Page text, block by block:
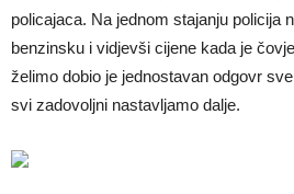
policajaca. Na jednom stajanju policija
benzinsku i vidjevši cijene kada je
želimo dobio je jednostavan odgovr
svi zadovoljni nastavljamo dalje.